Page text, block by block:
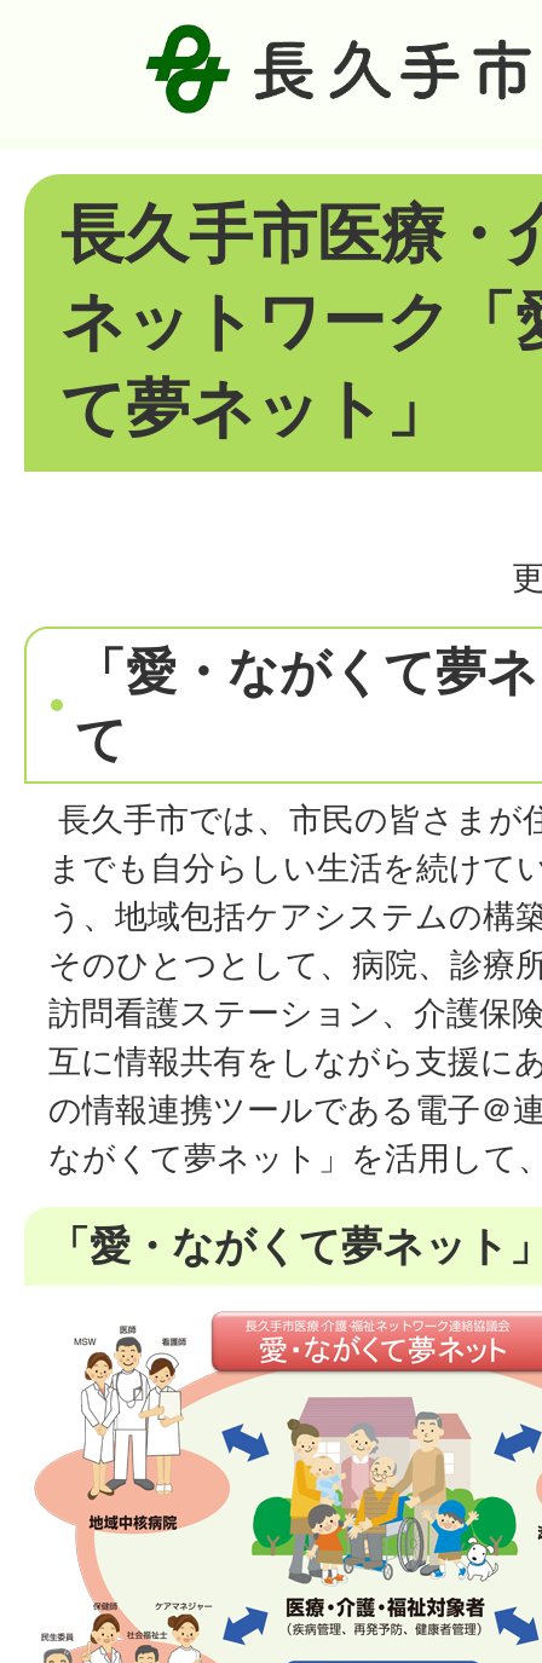
長久手市医療・
ネットワーク「
て夢ネット」
「愛・ながくて夢
て
長久手市では、市民の皆さまが
までも自分らしい生活を続けて
う、地域包括ケアシステムの構
そのひとつとして、病院、診療
訪問看護ステーション、介護保
互に情報共有をしながら支援に
の情報連携ツールである電子＠
ながくて夢ネット」を活用して
「愛・ながくて夢ネット